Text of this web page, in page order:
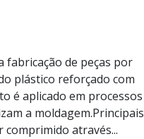
fabricação de peças por
plástico reforçado com
é aplicado em processos
a moldagem.Principais
comprimido através...